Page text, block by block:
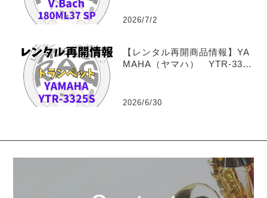
2026/7/2
【レンタル再開商品情報】YA
MAHA（ヤマハ） YTR-3325
2026/6/30